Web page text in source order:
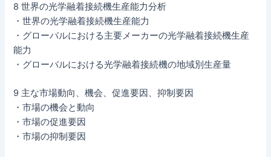
8 世界の光学融着接続機生産能力分析
・世界の光学融着接続機生産能力
・グローバルにおける主要メーカーの光学融着接続機生産
能力
・グローバルにおける光学融着接続機の地域別生産量
9 主な市場動向、機会、促進要因、抑制要因
・市場の機会と動向
・市場の促進要因
・市場の抑制要因